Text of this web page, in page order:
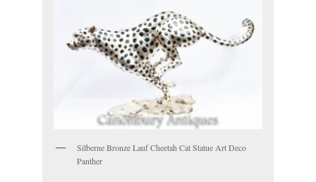
Silberne Bronze Lauf Cheetah Cat Statue Art Deco
Panther